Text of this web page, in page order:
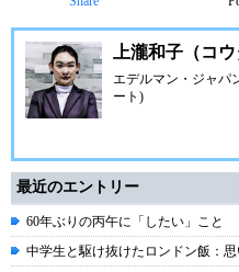
上瀧和子（コ
エデルマン・ジャパ
ート)
最近のエントリー
60年ぶりの丙午に「したい」こと
中学生と駆け抜けたロンドン飯：